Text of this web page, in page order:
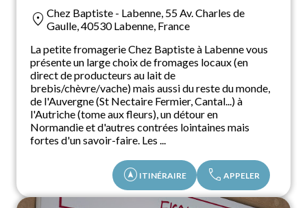
location_on Chez Baptiste - Labenne, 55 Av. Charles de
Gaulle, 40530 Labenne, France
La petite fromagerie Chez Baptiste à Labenne vous
présente un large choix de fromages locaux (en
direct de producteurs au lait de
brebis/chèvre/vache) mais aussi du reste du monde,
de l'Auvergne (St Nectaire Fermier, Cantal...) à
l'Autriche (tome aux fleurs), un détour en
Normandie et d'autres contrées lointaines mais
fortes d'un savoir-faire. Les ...
assistant_navigation ITINÉRAIRE call APPELER